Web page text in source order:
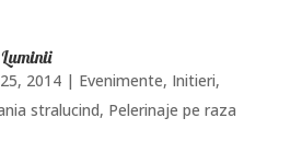
2014| Evenimente, Initieri,
stralucind, Pelerinaje pe raza